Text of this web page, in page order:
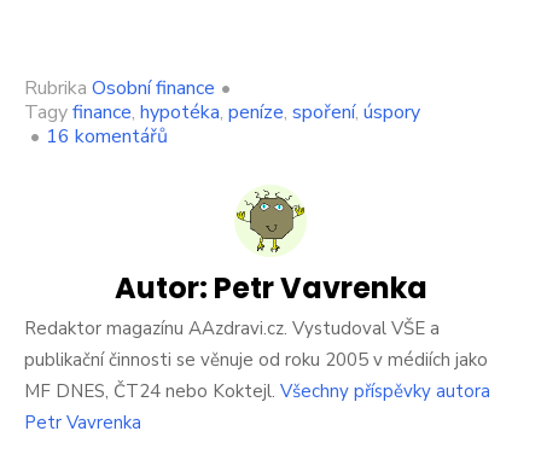
Rubrika Osobní finance •
Tagyfinance, hypotéka, peníze, spoření, úspory
• 16 komentářů
pro
Čechy.
Stát
zruší
výhodu,
Autor: Petr Vavrenka
Redaktor magazínu AAzdravi.cz. Vystudoval VŠE a
publikační činnosti se věnuje od roku 2005 v médiích jako
MF DNES, ČT24 nebo Koktejl. Všechny příspěvky autora
Petr Vavrenka